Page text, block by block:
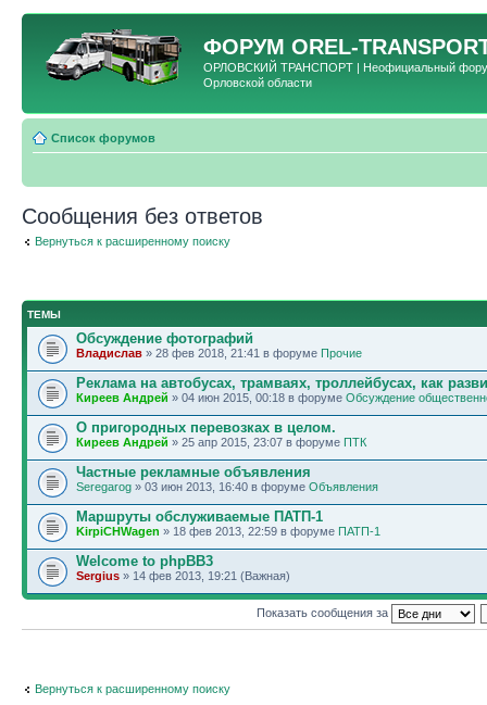
ФОРУМ OREL-
ОРЛОВСКИЙ ТРАНСПОРТ | Неофициальный форум
Орловской области
Список форумов
Сообщения без ответов
Вернуться к расширенному поиску
ТЕМЫ
Обсуждение фотографий
Владислав » 28 фев 2018, 21:41 в форуме Прочие
Реклама на автобусах, трамваях, троллейбусах, как
Киреев Андрей » 04 июн 2015, 00:18 в форуме Обсуждение
О пригородных перевозках в целом.
Киреев Андрей » 25 апр 2015, 23:07 в форуме ПТК
Частные рекламные объявления
Seregarog » 03 июн 2013, 16:40 в форуме Объявления
Маршруты обслуживаемые ПАТП-1
KirpiCHWagen » 18 фев 2013, 22:59 в форуме ПАТП-1
Welcome to phpBB3
Sergius » 14 фев 2013, 19:21 (Важная)
Показать сообщения за
Вернуться к расширенному поиску